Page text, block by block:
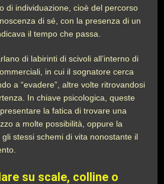
di individuazione, cioè del percorso
di sé, con la presenza di un
il tempo che passa.
di labirinti di scivoli all’interno di
in cui il sognatore cerca
a “evadere”, altre volte ritrovandosi
In chiave psicologica, queste
la fatica di trovare una
a molte possibilità, oppure la
stessi schemi di vita nonostante il
su scale, colline o